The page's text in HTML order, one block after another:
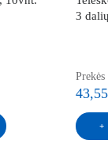
3 dalių